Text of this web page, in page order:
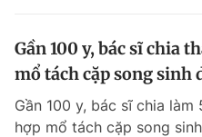
Gần 100 y, bác sĩ chia
mổ tách cặp song sinh
Gần 100 y, bác sĩ chia
hợp mổ tách cặp song